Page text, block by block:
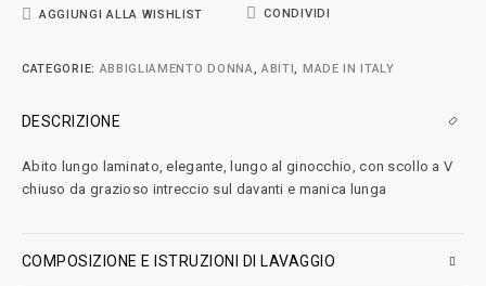
AGGIUNGI ALLA WISHLIST CONDIVIDI
CATEGORIE: ABBIGLIAMENTO DONNA, ABITI, MADE IN ITALY
DESCRIZIONE
Abito lungo laminato, elegante, lungo al ginocchio, con scollo a V
chiuso da grazioso intreccio sul davanti e manica lunga
COMPOSIZIONE E ISTRUZIONI DI LAVAGGIO